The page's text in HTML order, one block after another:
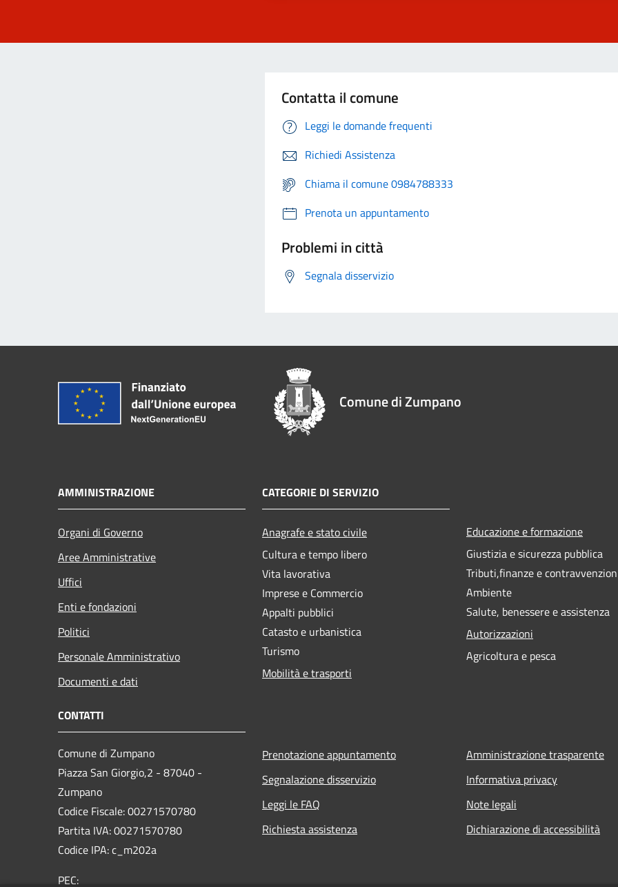
Contatta il comune
Leggi le domande frequenti
Richiedi Assistenza
Chiama il comune 0984788333
Prenota un appuntamento
Problemi in città
Segnala disservizio
Comune di Zumpano
AMMINISTRAZIONE
Organi di Governo
Aree Amministrative
Uffici
Enti e fondazioni
Politici
Personale Amministrativo
Documenti e dati
CATEGORIE DI SERVIZIO
Anagrafe e stato civile
Cultura e tempo libero
Vita lavorativa
Imprese e Commercio
Appalti pubblici
Catasto e urbanistica
Turismo
Mobilità e trasporti
Educazione e formazione
Giustizia e sicurezza pubblica
Tributi,finanze e
Ambiente
Salute, benessere e assistenza
Autorizzazioni
Agricoltura e pesca
CONTATTI
Comune di Zumpano
Piazza San Giorgio,2 - 87040 -
Zumpano
Codice Fiscale: 00271570780
Partita IVA: 00271570780
Codice IPA: c_m202a
PEC:
Prenotazione appuntamento
Segnalazione disservizio
Leggi le FAQ
Richiesta assistenza
Amministrazione trasparente
Informativa privacy
Note legali
Dichiarazione di accessibilità